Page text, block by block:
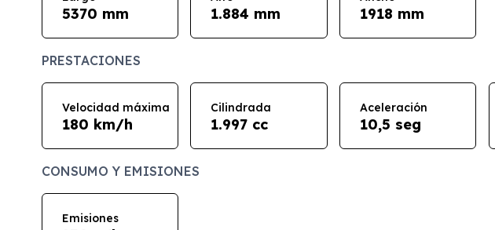
5370 mm 1.884 mm 1918 mm
PRESTACIONES
Velocidad máxima
180 km/h
Cilindrada
1.997 cc
Aceleración
10,5 seg
CONSUMO Y EMISIONES
Emisiones